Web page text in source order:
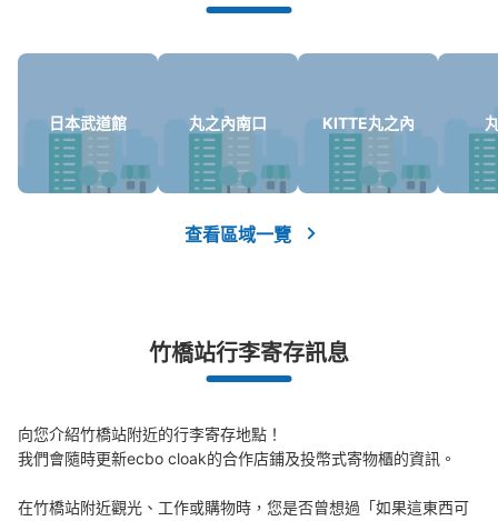
日本武道館 丸之內南口 KITTE丸之內
查看區域一覽
竹橋站行李寄存訊息
向您介紹竹橋站附近的行李寄存地點！
我們會隨時更新ecbo cloak的合作店鋪及投幣式寄物櫃的資訊。
在竹橋站附近觀光、工作或購物時，您是否曾想過「如果這東西可